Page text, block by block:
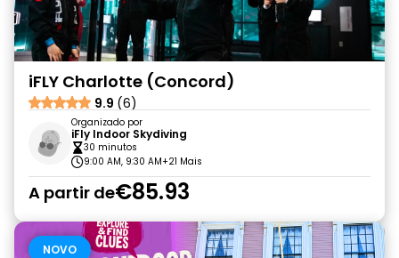
iFLY Charlotte (Concord)
9.9 (6)
Organizado por
iFly Indoor Skydiving
30 minutos
9:00 AM, 9:30 AM+21 Mais
A partir de€85.93
NOVO